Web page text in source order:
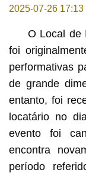
2025-07-26 17:13
O Local de
foi
performativas
de grande
entanto, foi
locatário no
evento foi
encontra
período